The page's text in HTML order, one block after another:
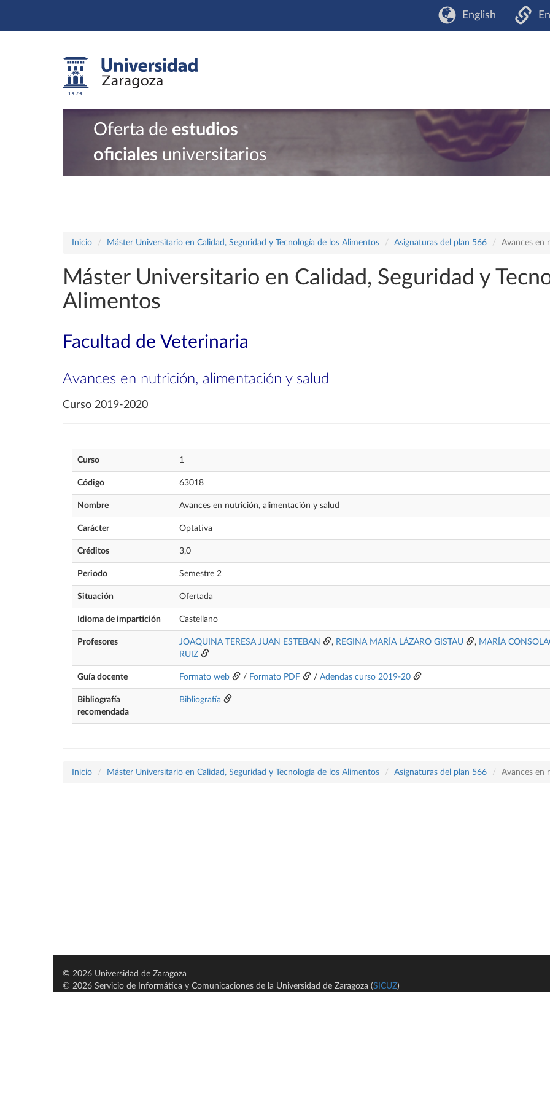
English
Oferta de estudios
oficiales universitarios
Inicio Máster Universitario en Calidad, Seguridad y Tecnología de los Alimentos Asignaturas del plan 566 Avances en
Máster Universitario en Calidad, Seguridad y
Alimentos
Facultad de Veterinaria
Avances en nutrición, alimentación y salud
Curso 2019-2020
Curso 1
Código 63018
Nombre Avances en nutrición, alimentación y salud
Carácter Optativa
Créditos 3,0
Periodo Semestre 2
Situación Ofertada
Idioma de impartición Castellano
Profesores JOAQUINA TERESA JUAN ESTEBAN , REGINA MARÍA LÁZARO GISTAU , MARÍA
RUIZ
Guía docente Formato web / Formato PDF / Adendas curso 2019-20
Bibliografía
recomendada
Bibliografía
Inicio Máster Universitario en Calidad, Seguridad y Tecnología de los Alimentos Asignaturas del plan 566 Avances en
© 2026 Universidad de Zaragoza
© 2026 Servicio de Informática y Comunicaciones de la Universidad de Zaragoza (SICUZ)